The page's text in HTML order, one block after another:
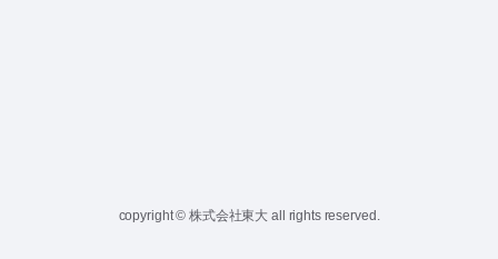
copyright © 株式会社東大 all rights reserved.